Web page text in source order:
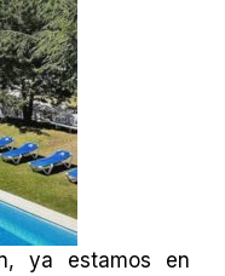
ya estamos en